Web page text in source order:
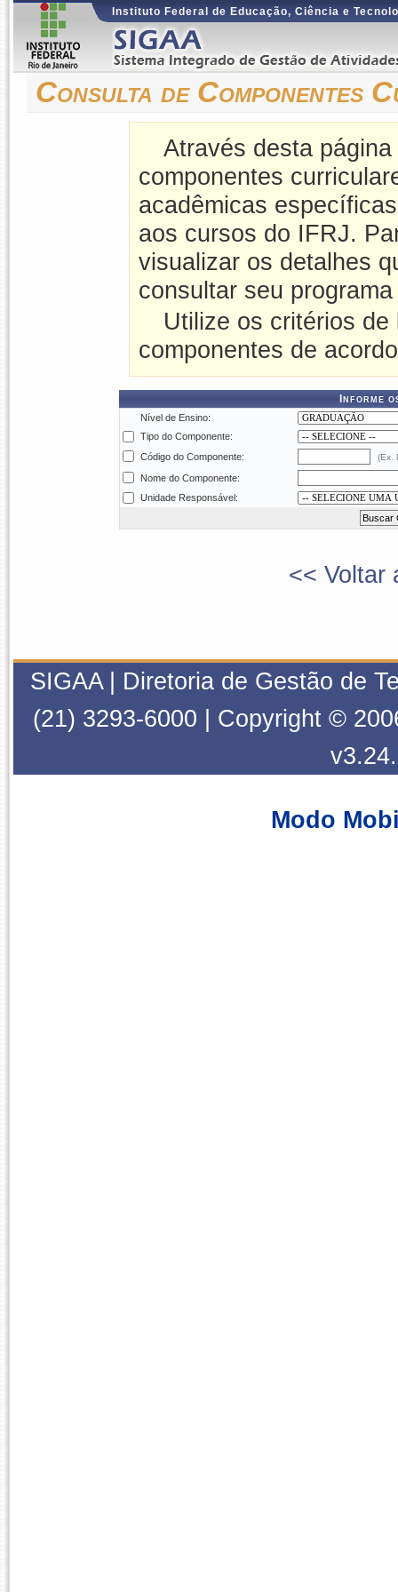
Instituto Federal de Educação, Ciência e
Consulta de Componentes
Através desta
componentes
acadêmicas
aos cursos do IFRJ.
visualizar os detalhes
consultar seu
Utilize os critérios
componentes de
Informe
Nível de Ensino:
Tipo do Componente:
Código do Componente:
(Ex.
Nome do Componente:
Unidade Responsável:
<< Voltar
SIGAA | Diretoria de Gestão de
(21) 3293-6000 | Copyright ©
Modo